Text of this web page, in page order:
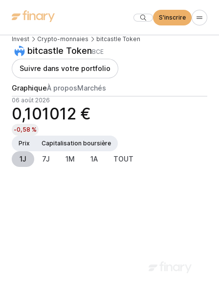
S'inscrire
Invest Crypto-monnaies bitcastle Token
bitcastle TokenBCE
Suivre dans votre portfolio
GraphiqueÀ proposMarchés
06 août 2026
0,101012 €
-0,58 %
Prix
Capitalisation boursière
1J 7J 1M 1A TOUT